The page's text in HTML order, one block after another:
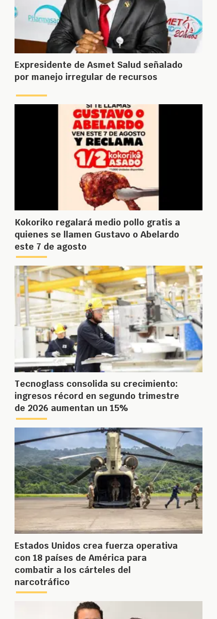
Expresidente de Asmet Salud señalado
por manejo irregular de recursos
Kokoriko regalará medio pollo gratis a
quienes se llamen Gustavo o Abelardo
este 7 de agosto
Tecnoglass consolida su crecimiento:
ingresos récord en segundo trimestre
de 2026 aumentan un 15%
Estados Unidos crea fuerza operativa
con 18 países de América para
combatir a los cárteles del
narcotráfico